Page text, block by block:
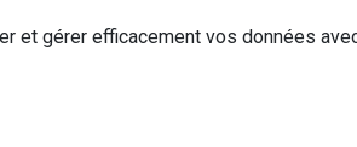
et gérer efficacement vos données